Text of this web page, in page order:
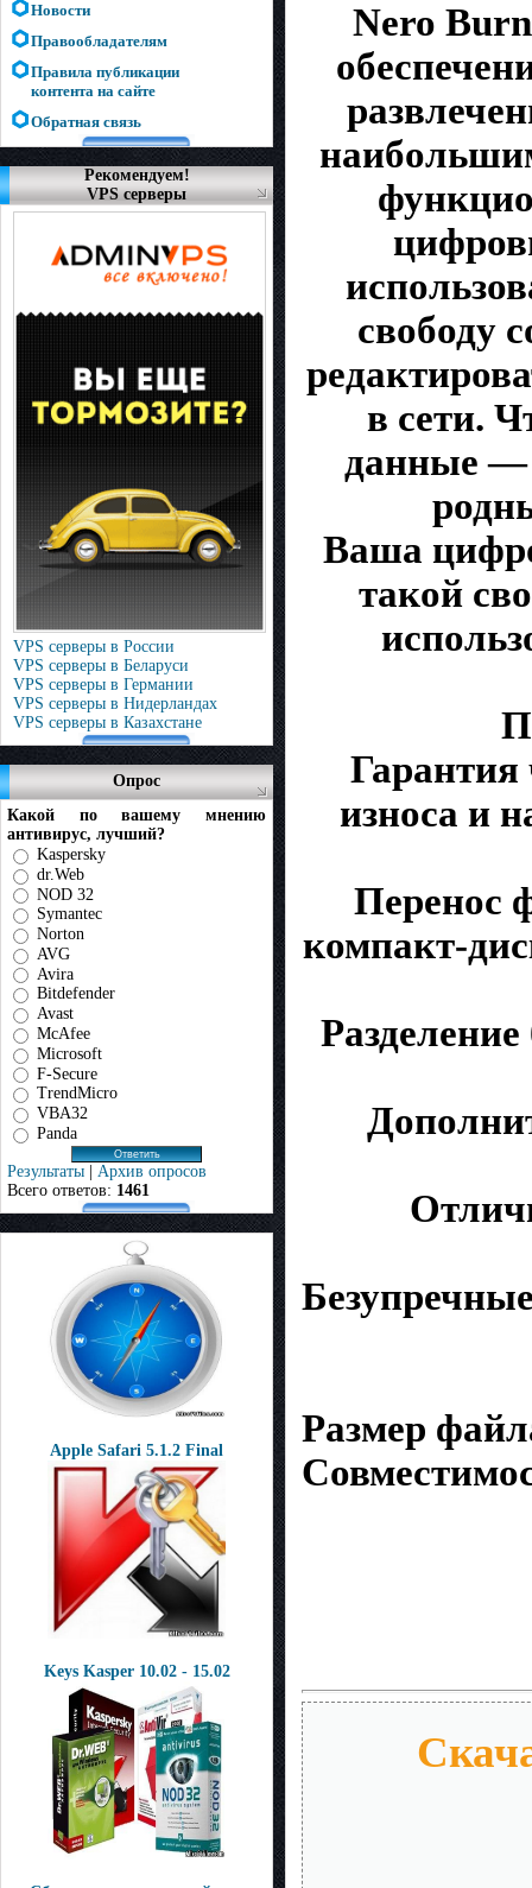
Новости
Правообладателям
Правила публикации
контента на сайте
Обратная связь
Рекомендуем!
VPS серверы
VPS серверы в России
VPS серверы в Беларуси
VPS серверы в Германии
VPS серверы в Нидерландах
VPS серверы в Казахстане
Опрос
Какой по вашему мнению
антивирус, лучший?
Kaspersky
dr.Web
NOD 32
Symantec
Norton
AVG
Avira
Bitdefender
Avast
McAfee
Microsoft
F-Secure
TrendMicro
VBA32
Panda
Результаты | Архив опросов
Всего ответов: 1461
Apple Safari 5.1.2 Final
Keys Kasper 10.02 - 15.02
Nero
свободу
в сети.
данные —
Ваша
такой
Гарантия
износа и
Перенос
компакт-
Размер